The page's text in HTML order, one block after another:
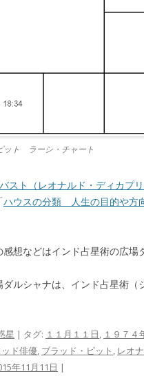
ット ラーシ・チャート
スト（レオナルド・ディカプ
ハウスの分類 人生の目的や方
感想などはインド占星術の広
ルシャナは、インド占星術
星 | タグ: １１月１１日, １９７４
ド俳優, ブラッド・ピット , レオ
年11月11日 |